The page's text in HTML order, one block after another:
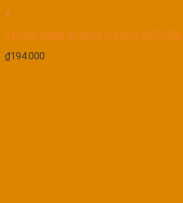
+
Tay vặn nhanh tự động 1/2 inch W071006
₫194.000